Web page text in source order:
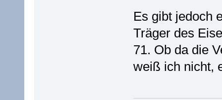
Es gibt jedoch
Träger des
71. Ob da die
weiß ich nicht,